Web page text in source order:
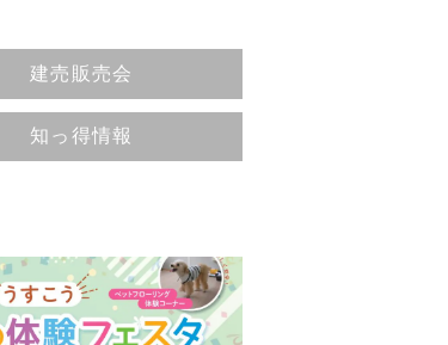
建売販売会
知っ得情報